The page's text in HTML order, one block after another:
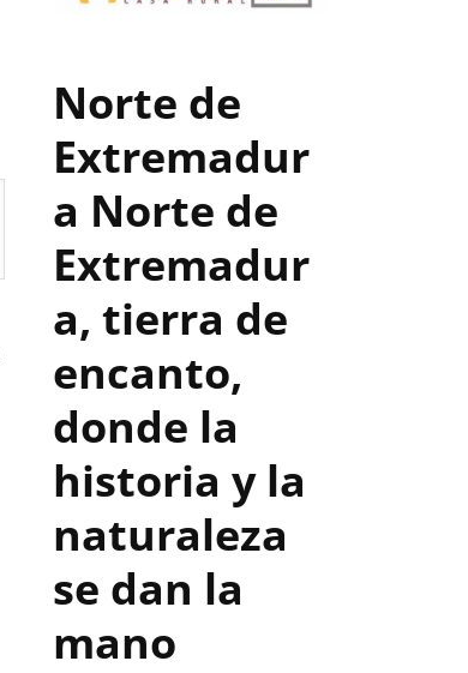
Norte de
Extremadur
a Norte de
Extremadur
a, tierra de
encanto,
donde la
historia y la
naturaleza
se dan la
mano